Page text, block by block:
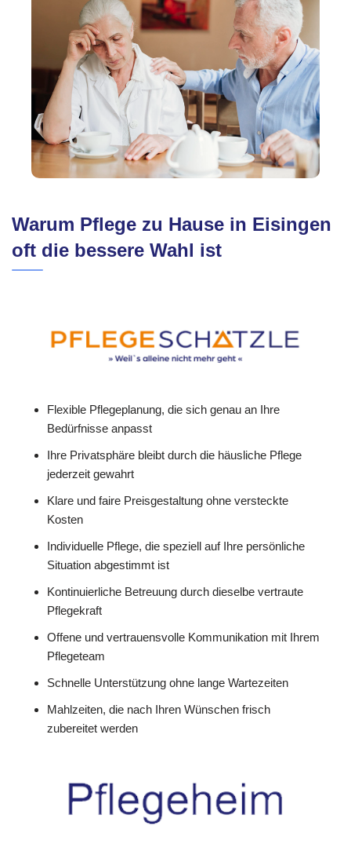
Warum Pflege zu Hause in Eisingen
oft die bessere Wahl ist
Flexible Pflegeplanung, die sich genau an Ihre
Bedürfnisse anpasst
Ihre Privatsphäre bleibt durch die häusliche Pflege
jederzeit gewahrt
Klare und faire Preisgestaltung ohne versteckte
Kosten
Individuelle Pflege, die speziell auf Ihre persönliche
Situation abgestimmt ist
Kontinuierliche Betreuung durch dieselbe vertraute
Pflegekraft
Offene und vertrauensvolle Kommunikation mit Ihrem
Pflegeteam
Schnelle Unterstützung ohne lange Wartezeiten
Mahlzeiten, die nach Ihren Wünschen frisch
zubereitet werden